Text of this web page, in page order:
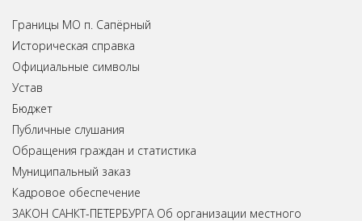
Границы МО п. Сапёрный
Историческая справка
Официальные символы
Устав
Бюджет
Публичные слушания
Обращения граждан и статистика
Муниципальный заказ
Кадровое обеспечение
ЗАКОН САНКТ-ПЕТЕРБУРГА Об организации местного